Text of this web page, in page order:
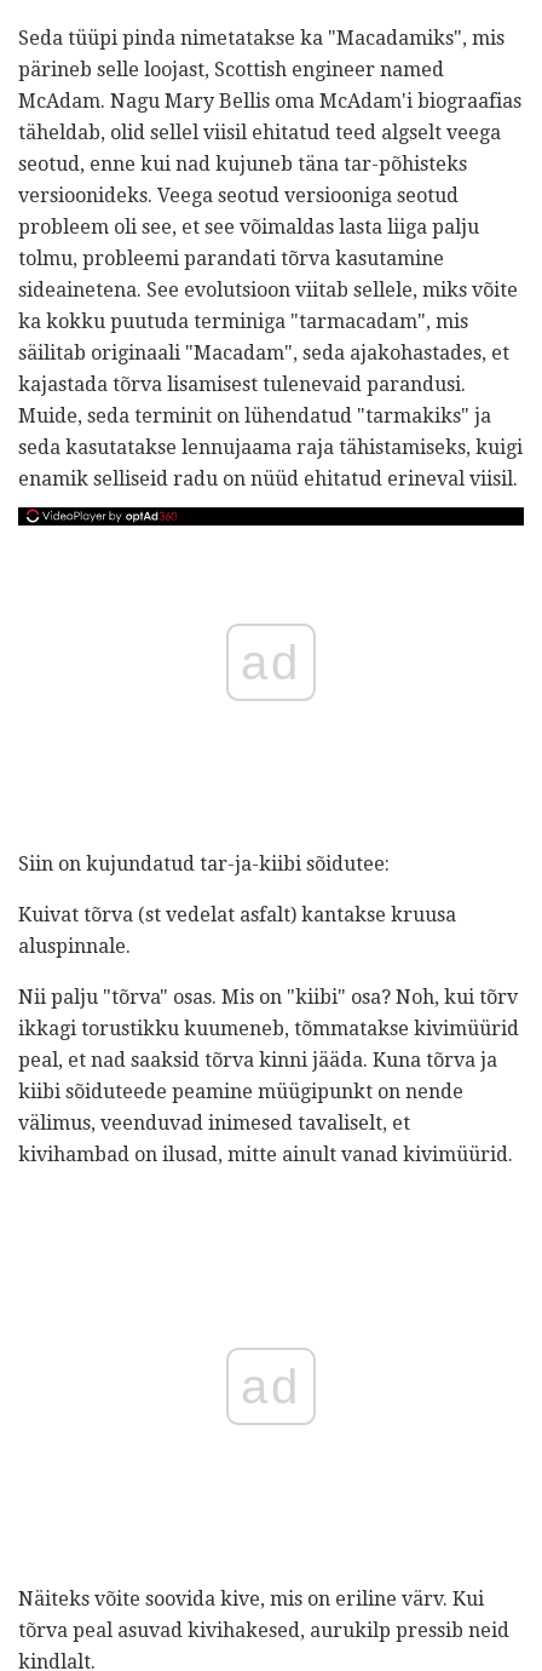
Seda tüüpi pinda nimetatakse ka "Macadamiks", mis
pärineb selle loojast, Scottish engineer named
McAdam. Nagu Mary Bellis oma McAdam'i biograafias
täheldab, olid sellel viisil ehitatud teed algselt veega
seotud, enne kui nad kujuneb täna tar-põhisteks
versioonideks. Veega seotud versiooniga seotud
probleem oli see, et see võimaldas lasta liiga palju
tolmu, probleemi parandati tõrva kasutamine
sideainetena. See evolutsioon viitab sellele, miks võite
ka kokku puutuda terminiga "tarmacadam", mis
säilitab originaali "Macadam", seda ajakohastades, et
kajastada tõrva lisamisest tulenevaid parandusi.
Muide, seda terminit on lühendatud "tarmakiks" ja
seda kasutatakse lennujaama raja tähistamiseks, kuigi
enamik selliseid radu on nüüd ehitatud erineval viisil.
ad
Siin on kujundatud tar-ja-kiibi sõidutee:
Kuivat tõrva (st vedelat asfalt) kantakse kruusa
aluspinnale.
Nii palju "tõrva" osas. Mis on "kiibi" osa? Noh, kui tõrv
ikkagi torustikku kuumeneb, tõmmatakse kivimüürid
peal, et nad saaksid tõrva kinni jääda. Kuna tõrva ja
kiibi sõiduteede peamine müügipunkt on nende
välimus, veenduvad inimesed tavaliselt, et
kivihambad on ilusad, mitte ainult vanad kivimüürid.
ad
Näiteks võite soovida kive, mis on eriline värv. Kui
tõrva peal asuvad kivihakesed, aurukilp pressib neid
kindlalt.